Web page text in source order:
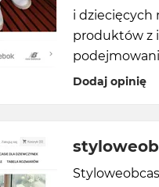
i dziecięcych
produktów z
Dodaj opinię